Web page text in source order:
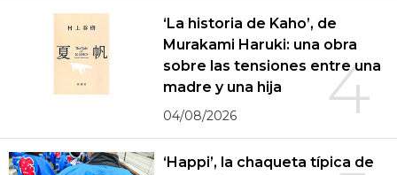
4
‘La historia de Kaho’, de
Murakami Haruki: una obra
sobre las tensiones entre una
madre y una hija
04/08/2026
‘Happi’, la chaqueta típica de